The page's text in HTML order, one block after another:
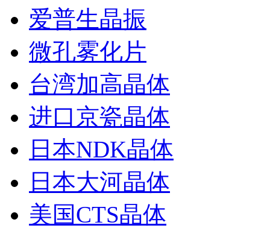
爱普生晶振
微孔雾化片
台湾加高晶体
进口京瓷晶体
日本NDK晶体
日本大河晶体
美国CTS晶体